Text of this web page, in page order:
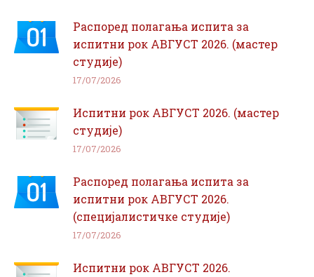
Распоред полагања испита за
испитни рок АВГУСТ 2026. (мастер
студије)
17/07/2026
Испитни рок АВГУСТ 2026. (мастер
студије)
17/07/2026
Распоред полагања испита за
испитни рок АВГУСТ 2026.
(специјалистичке студије)
17/07/2026
Испитни рок АВГУСТ 2026.